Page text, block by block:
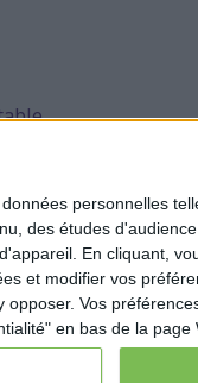
personnelles
des études
En cliquant,
et modifier vos
Vos
en bas de la page
Fiscale